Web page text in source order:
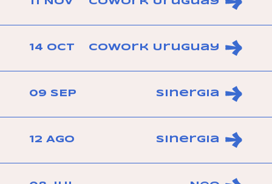
14 OCT CoWork Uruguay
09 SEP Sinergia
12 AGO Sinergia